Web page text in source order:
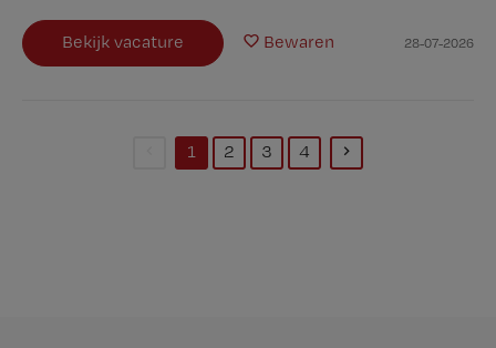
Bekijk vacature Bewaren 28-07-2026
1
(current)
2 3 4